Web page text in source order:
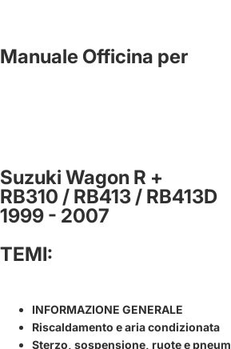
Manuale Officina per
Suzuki Wagon R +
RB310 / RB413 / RB413D
1999 - 2007
TEMI:
INFORMAZIONE GENERALE
Riscaldamento e aria condizionata
Sterzo, sospensione, ruote e